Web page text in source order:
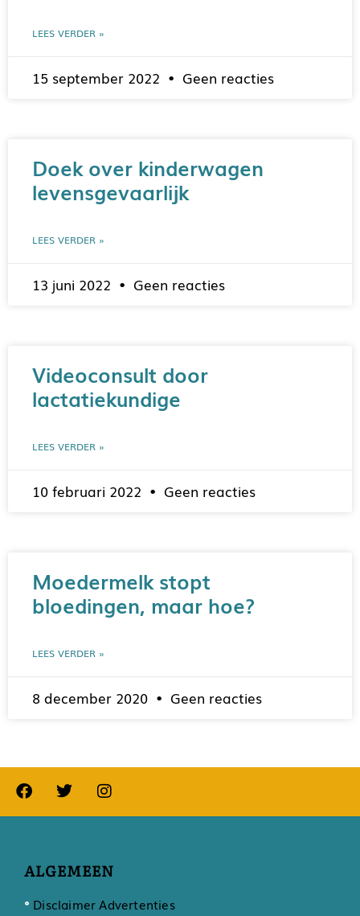
LEES VERDER »
15 september 2022 Geen reacties
Doek over kinderwagen
levensgevaarlijk
LEES VERDER »
13 juni 2022 Geen reacties
Videoconsult door
lactatiekundige
LEES VERDER »
10 februari 2022 Geen reacties
Moedermelk stopt
bloedingen, maar hoe?
LEES VERDER »
8 december 2020 Geen reacties
ALGEMEEN
Disclaimer Advertenties